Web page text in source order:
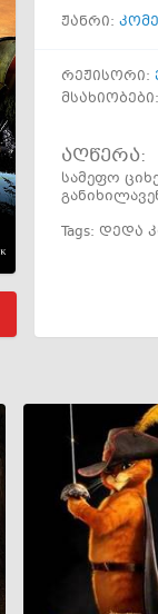
ჟანრი:
რეჟისორი:
მსახიობები:
აღწერა:
სამეფო
Tags: დედა